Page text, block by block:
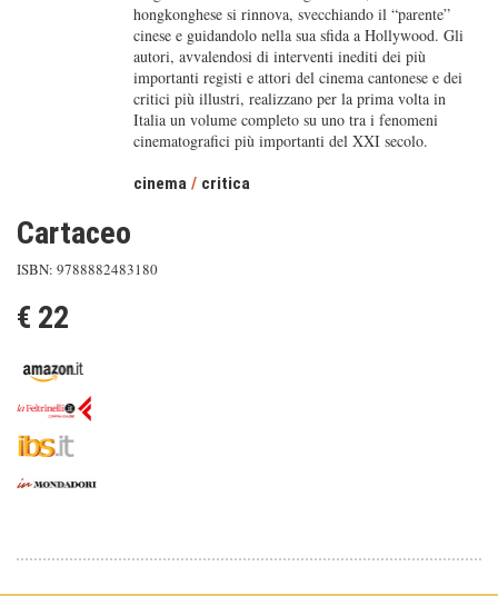
hongkonghese si rinnova, svecchiando il “parente”
cinese e guidandolo nella sua sfida a Hollywood. Gli
autori, avvalendosi di interventi inediti dei più
importanti registi e attori del cinema cantonese e dei
critici più illustri, realizzano per la prima volta in
Italia un volume completo su uno tra i fenomeni
cinematografici più importanti del XXI secolo.
cinema / critica
Cartaceo
ISBN: 9788882483180
€ 22